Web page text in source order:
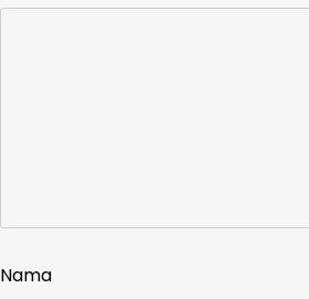
Nama